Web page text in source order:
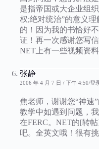
是指帝国或大企业组
权;绝对统治”的意义
的！因为我的书恰好
证！再一次感谢您写
NET上有一些视频资
张静
2006 年 4 月 7 日 / 下午 4:50 登
焦老师，谢谢您“神速
教学中如遇到问题，
在FERC。NET的[转
吧。全英文哦！很有